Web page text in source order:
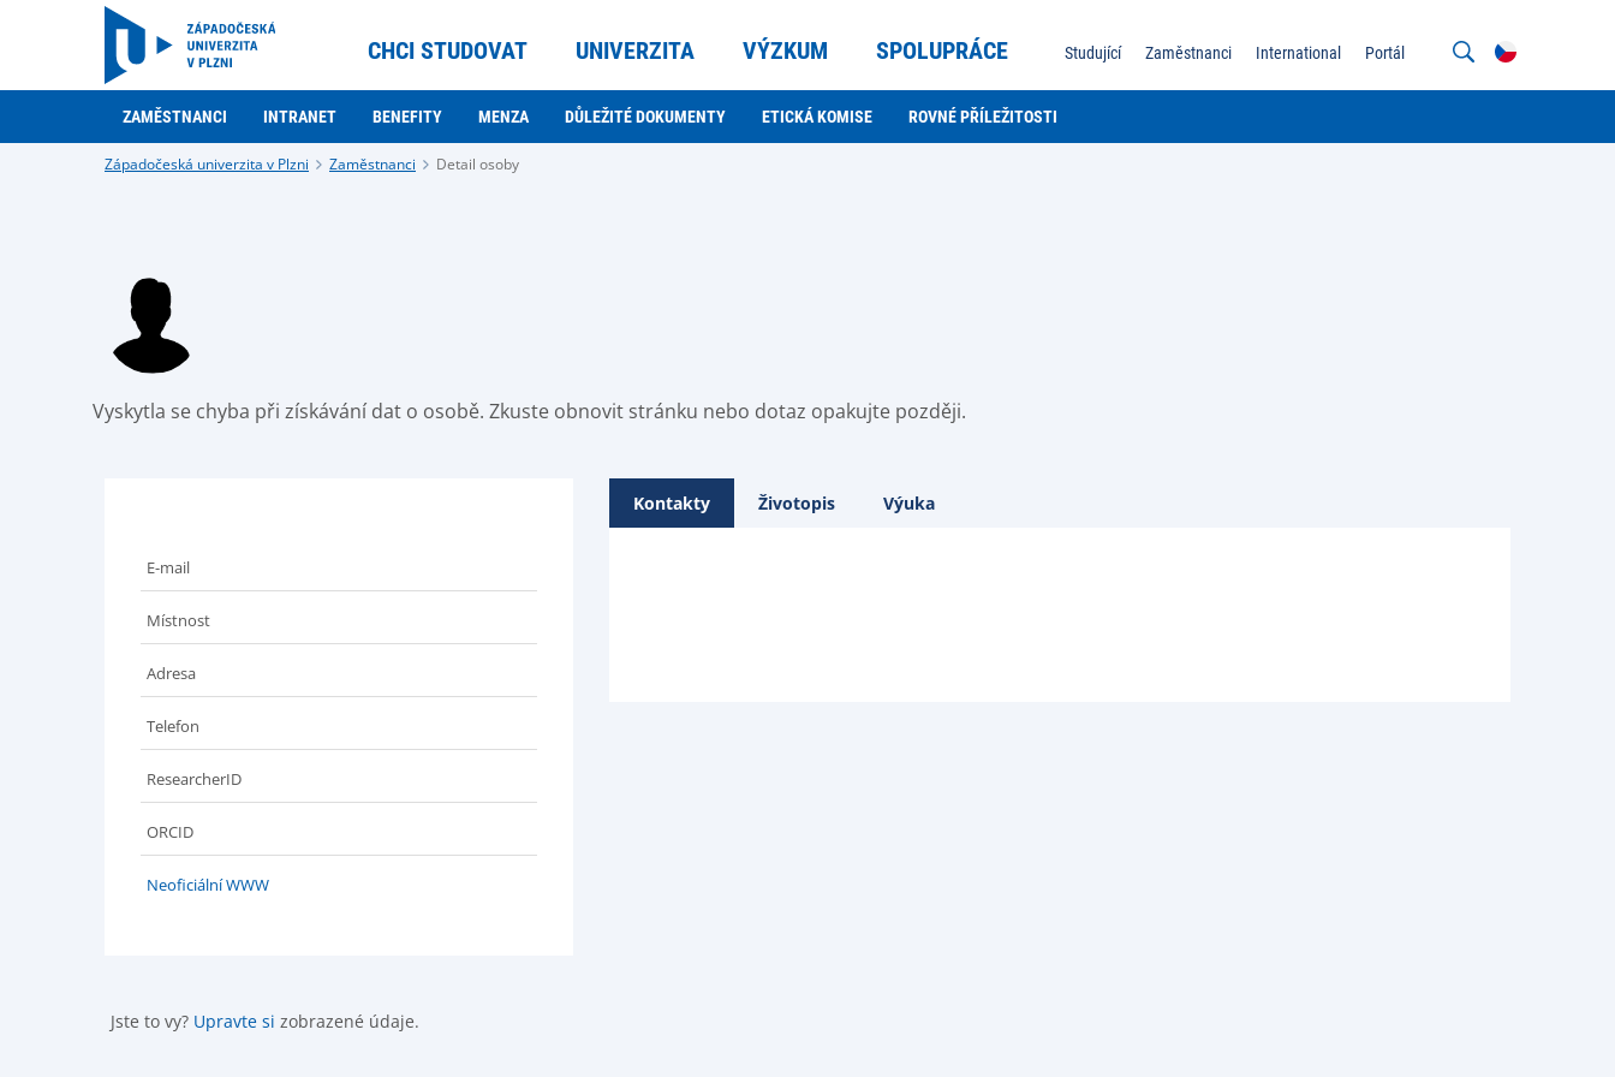
CHCI STUDOVAT UNIVERZITA VÝZKUM SPOLUPRÁCE Studující Zaměstnanci International Portál
ZAMĚSTNANCI INTRANET BENEFITY MENZA DŮLEŽITÉ DOKUMENTY ETICKÁ KOMISE ROVNÉ PŘÍLEŽITOSTI
Západočeská univerzita v Plzni Zaměstnanci Detail osoby
Vyskytla se chyba při získávání dat o osobě. Zkuste obnovit stránku nebo dotaz opakujte později.
E-mail
Místnost
Adresa
Telefon
ResearcherID
ORCID
Neoficiální WWW
Jste to vy? Upravte si zobrazené údaje.
Kontakty Životopis Výuka